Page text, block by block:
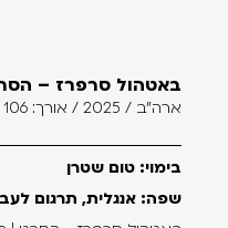
באטהול סרפרז – הסרט
ארה"ב / 2025 / אורך: 106
בימוי: טום שטרן
שפה: אנגלית, תרגום